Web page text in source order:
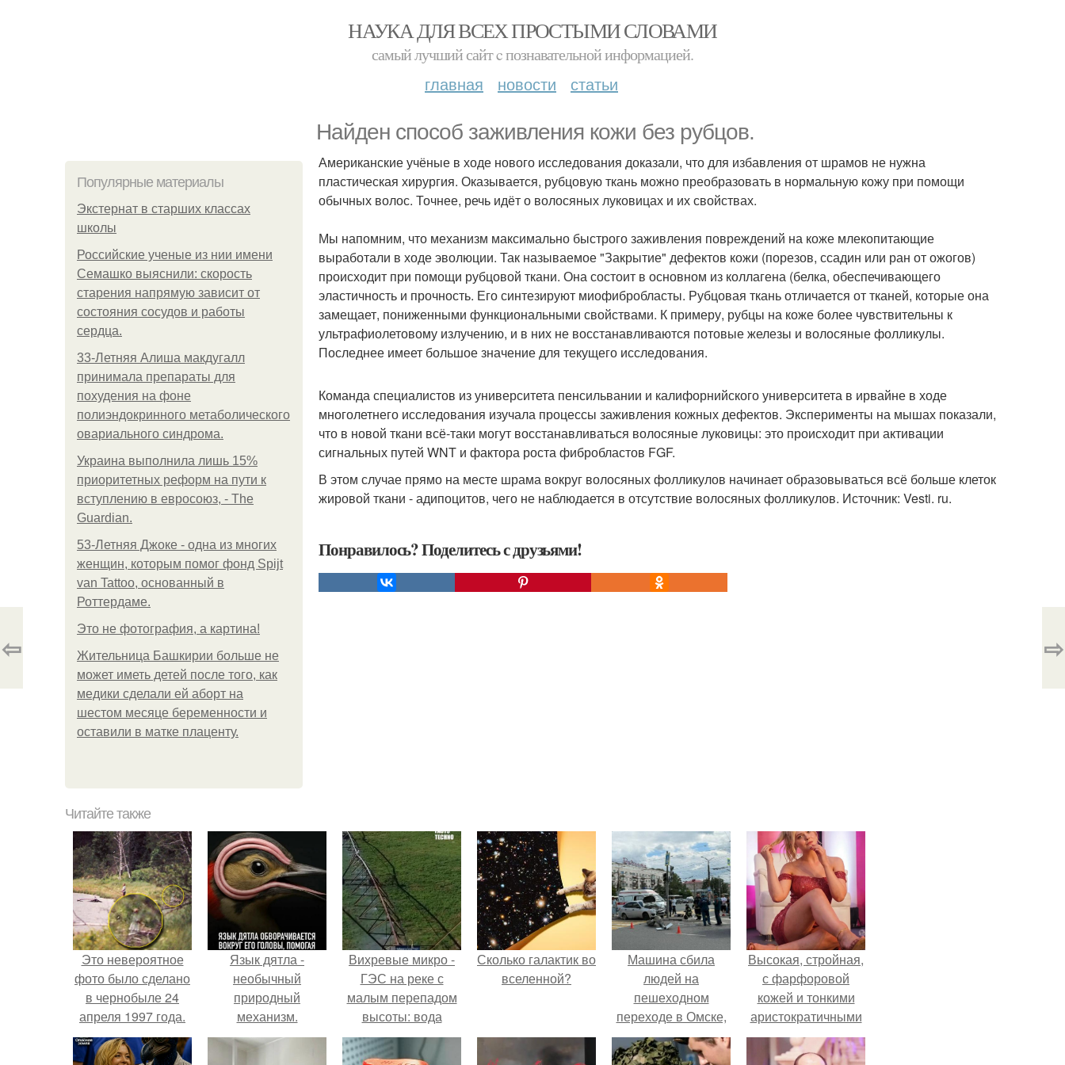
НАУКА ДЛЯ ВСЕХ ПРОСТЫМИ СЛОВАМИ
самый лучший сайт c познавательной информацией.
главная новости статьи
Найден способ заживления кожи без рубцов.
Популярные материалы
Экстернат в старших классах
школы
Российские ученые из нии имени
Семашко выяснили: скорость
старения напрямую зависит от
состояния сосудов и работы
сердца.
33-Летняя Алиша макдугалл
принимала препараты для
похудения на фоне
полиэндокринного метаболического
овариального синдрома.
Украина выполнила лишь 15%
приоритетных реформ на пути к
вступлению в евросоюз, - The
Guardian.
53-Летняя Джоке - одна из многих
женщин, которым помог фонд Spijt
van Tattoo, основанный в
Роттердаме.
Это не фотография, а картина!
Жительница Башкирии больше не
может иметь детей после того, как
медики сделали ей аборт на
шестом месяце беременности и
оставили в матке плаценту.
Американские учёные в ходе нового исследования доказали, что для избавления от шрамов не нужна
пластическая хирургия. Оказывается, рубцовую ткань можно преобразовать в нормальную кожу при помощи
обычных волос. Точнее, речь идёт о волосяных луковицах и их свойствах.
Мы напомним, что механизм максимально быстрого заживления повреждений на коже млекопитающие
выработали в ходе эволюции. Так называемое "Закрытие" дефектов кожи (порезов, ссадин или ран от ожогов)
происходит при помощи рубцовой ткани. Она состоит в основном из коллагена (белка, обеспечивающего
эластичность и прочность. Его синтезируют миофибробласты. Рубцовая ткань отличается от тканей, которые она
замещает, пониженными функциональными свойствами. К примеру, рубцы на коже более чувствительны к
ультрафиолетовому излучению, и в них не восстанавливаются потовые железы и волосяные фолликулы.
Последнее имеет большое значение для текущего исследования.
Команда специалистов из университета пенсильвании и калифорнийского университета в ирвайне в ходе
многолетнего исследования изучала процессы заживления кожных дефектов. Эксперименты на мышах показали,
что в новой ткани всё-таки могут восстанавливаться волосяные луковицы: это происходит при активации
сигнальных путей WNT и фактора роста фибробластов FGF.
В этом случае прямо на месте шрама вокруг волосяных фолликулов начинает образовываться всё больше клеток
жировой ткани - адипоцитов, чего не наблюдается в отсутствие волосяных фолликулов. Источник: Vesti. ru.
Понравилось? Поделитесь с друзьями!
⇦ ⇨
Читайте также
Это невероятное
фото было сделано
в чернобыле 24
апреля 1997 года.
Язык дятла -
необычный
природный
механизм.
Вихревые микро -
ГЭС на реке с
малым перепадом
высоты: вода
закручивается в
бетонной камере и
Сколько галактик во
вселенной?
Машина сбила
людей на
пешеходном
переходе в Омске,
пострадали 8
человек.
Высокая, стройная,
с фарфоровой
кожей и тонкими
аристократичными
чертами, эль
выглядит так, будто